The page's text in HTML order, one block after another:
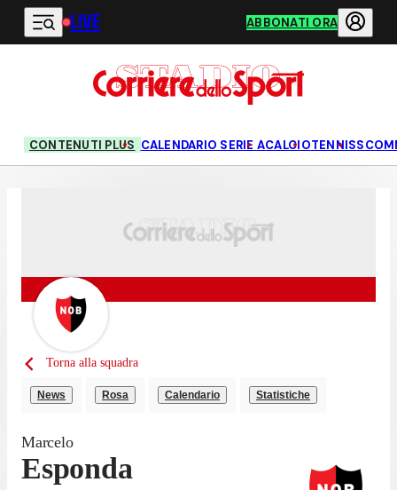
Vai al contenuto principale
LIVE ABBONATI ORA
CONTENUTI PLUS CALENDARIO SERIE ACALCIOTENNIS
Torna alla squadra
News Rosa Calendario Statistiche
Marcelo
Esponda